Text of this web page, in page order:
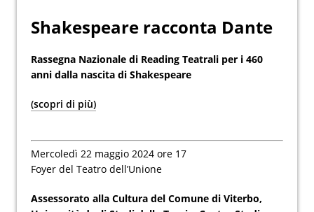
Shakespeare racconta Dante
Rassegna Nazionale di Reading Teatrali per i 460
anni dalla nascita di Shakespeare
(scopri di più)
Mercoledì 22 maggio 2024 ore 17
Foyer del Teatro dell’Unione
Assessorato alla Cultura del Comune di Viterbo,